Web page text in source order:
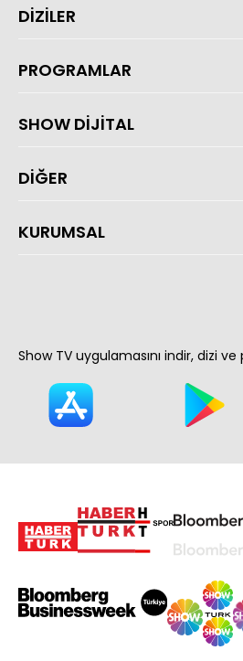
DİZİLER
PROGRAMLAR
SHOW DİJİTAL
DİĞER
KURUMSAL
Show TV uygulamasını indir, dizi